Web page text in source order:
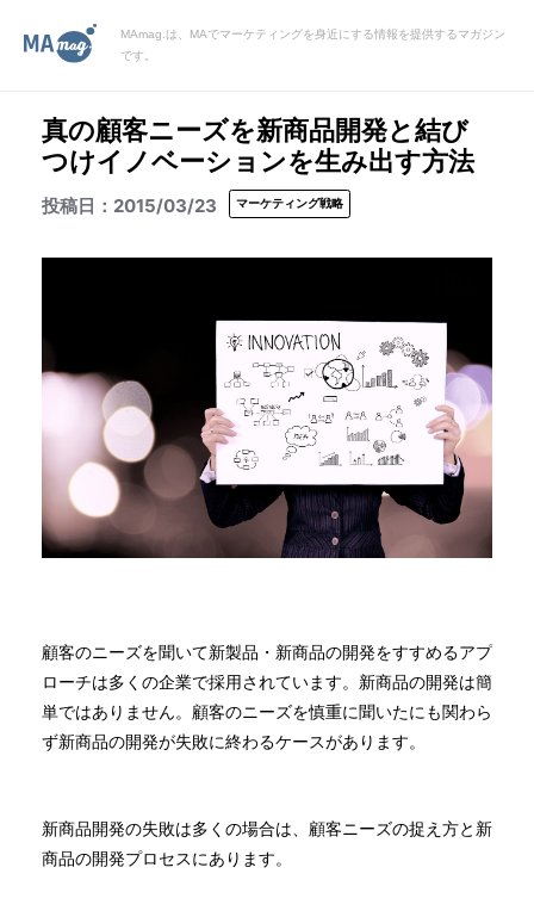
MAmag.は、MAでマーケティングを身近にする情報を提供するマガジン
です。
真の顧客ニーズを新商品開発と結び
つけイノベーションを生み出す方法
2015/03/23 マーケティング戦略
顧客のニーズを聞いて新製品・新商品の開発をすすめるアプ
ローチは多くの企業で採用されています。新商品の開発は簡
単ではありません。顧客のニーズを慎重に聞いたにも関わら
ず新商品の開発が失敗に終わるケースがあります。
新商品開発の失敗は多くの場合は、顧客ニーズの捉え方と新
商品の開発プロセスにあります。